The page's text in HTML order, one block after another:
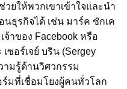
ยให้พวกเขาเข้าใจและนำ
นธุรกิจได้ เช่น มาร์ค ซักเค
จ้าของ Facebook หรือ
เซอร์เจย์ บริน (Sergey
ามรู้ด้านวิศวกรรม
มที่เชื่อมโยงผู้คนทั่วโลก